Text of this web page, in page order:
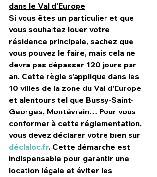
dans le Val d'Europe
Si vous êtes un particulier et que
vous souhaitez louer votre
résidence principale, sachez que
vous pouvez le faire, mais cela ne
devra pas dépasser 120 jours par
an. Cette règle s'applique dans les
10 villes de la zone du Val d'Europe
et alentours tel que Bussy-Saint-
Georges, Montévrain… Pour vous
conformer à cette réglementation,
vous devez déclarer votre bien sur
déclaloc.fr. Cette démarche est
indispensable pour garantir une
location légale et éviter les